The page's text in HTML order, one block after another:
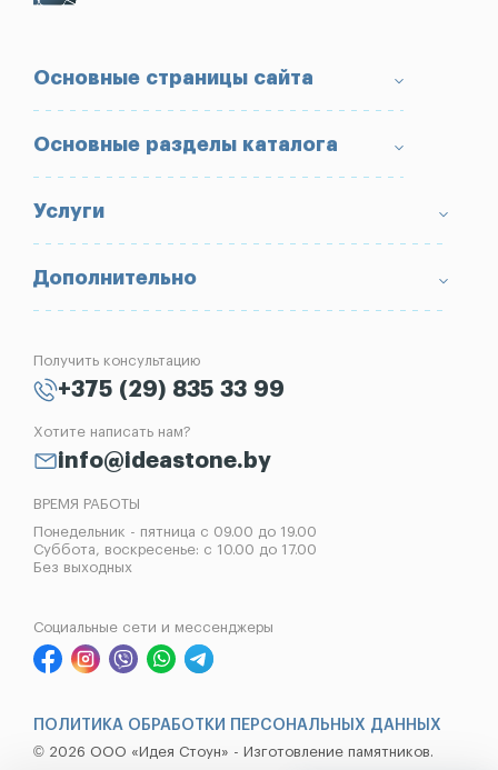
Основные страницы сайта
О компании
Доставка и оплата
Условия возврата товара
Портфолио
Вопрос-Ответ
Блог
Контакты
Основные разделы каталога
Памятники
Ограды
Надгробные плиты
Вазы
Услуги
Благоустройство могил
Изготовление памятников
Рассрочка на памятник
Реставрация памятников
Демонтаж памятников
Дополнительно
Получить консультацию
+375 (29) 835 33 99
Хотите написать нам?
info@ideastone.by
ВРЕМЯ РАБОТЫ
Понедельник - пятница с 09.00 до 19.00
Суббота, воскресенье: с 10.00 до 17.00
Без выходных
Социальные сети и мессенджеры
© 2026 ООО «Идея Стоун» - Изготовление памятников.
ПОЛИТИКА ОБРАБОТКИ ПЕРСОНАЛЬНЫХ ДАННЫХ